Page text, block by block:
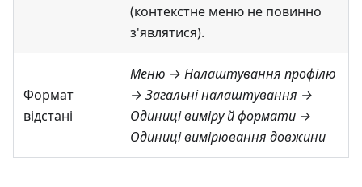
(контекстне меню не повинно
з'являтися).
Формат
відстані
Меню → Налаштування профілю
→ Загальні налаштування →
Одиниці виміру й формати →
Одиниці вимірювання довжини